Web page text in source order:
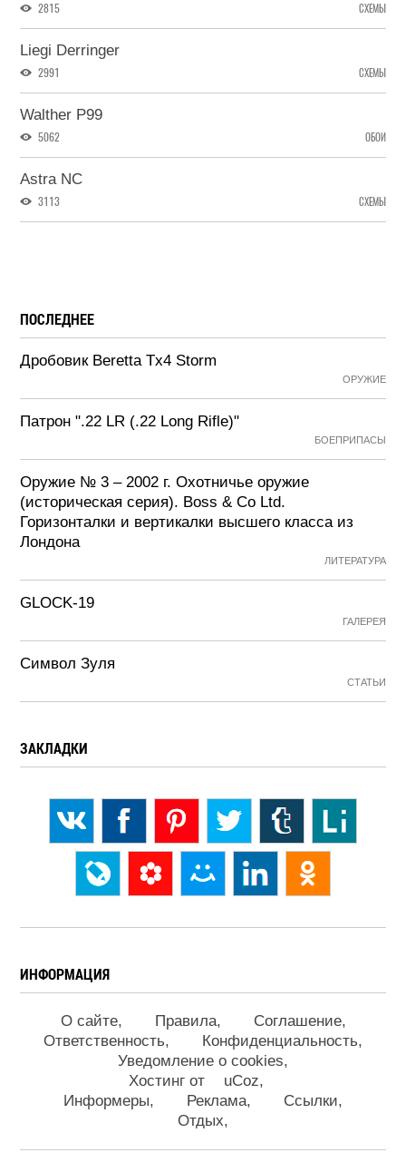
2815 СХЕМЫ
Liegi Derringer
2991 СХЕМЫ
Walther P99
5062 ОБОИ
Astra NC
3113 СХЕМЫ
ПОСЛЕДНЕЕ
Дробовик Beretta Tx4 Storm
ОРУЖИЕ
Патрон ".22 LR (.22 Long Rifle)"
БОЕПРИПАСЫ
Оружие № 3 – 2002 г. Охотничье оружие
(историческая серия). Boss & Co Ltd.
Горизонталки и вертикалки высшего класса из
Лондона
ЛИТЕРАТУРА
GLOCK-19
ГАЛЕРЕЯ
Символ Зуля
СТАТЬИ
ЗАКЛАДКИ
ИНФОРМАЦИЯ
О сайте Правила
Соглашение
Ответственность
Конфиденциальность
Уведомление о cookies
Хостинг от
uCoz
Информеры
Реклама
Ссылки
Отдых